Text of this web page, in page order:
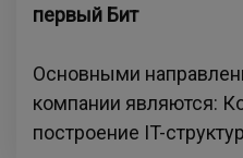
первый Бит
Основными
компании являются:
построение IT-